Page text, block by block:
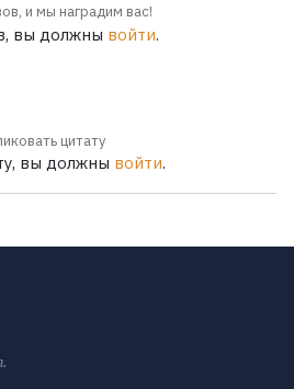
и мы наградим вас!
вы должны войти.
цитату
вы должны войти.